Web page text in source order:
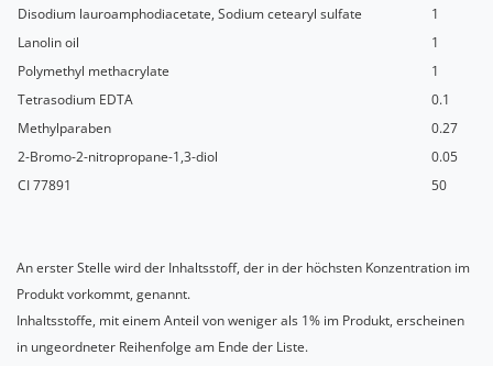
Disodium lauroamphodiacetate, Sodium cetearyl sulfate
1
Lanolin oil
1
Polymethyl methacrylate
1
Tetrasodium EDTA
0.1
Methylparaben
0.27
2-Bromo-2-nitropropane-1,3-diol
0.05
CI 77891
50
An erster Stelle wird der Inhaltsstoff, der in der höchsten Konzentration im
Produkt vorkommt, genannt.
Inhaltsstoffe, mit einem Anteil von weniger als 1% im Produkt, erscheinen
in ungeordneter Reihenfolge am Ende der Liste.